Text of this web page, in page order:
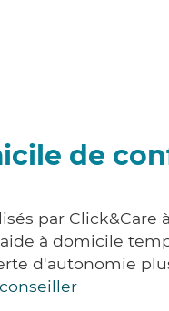
de
par Click&Care
à domicile
d'autonomie